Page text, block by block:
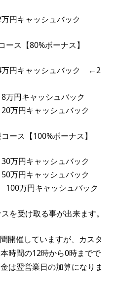
キャッシュバック
ス【80%ボーナス】
円キャッシュバック ←2
円キャッシュバック
円キャッシュバック
ース【100%ボーナス】
万円キャッシュバック
万円キャッシュバック
万円キャッシュバック
を受け取る事が出来ます。
開催していますが、カスタ
時間の12時から0時までで
は翌営業日の加算になりま